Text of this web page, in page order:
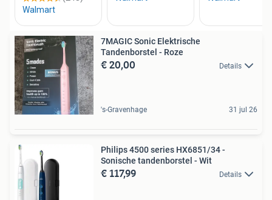
7MAGIC Sonic Elektrische
Tandenborstel - Roze
€ 20,00 Details
's-Gravenhage 31 jul 26
Philips 4500 series HX6851/34 -
Sonische tandenborstel - Wit
€ 117,99 Details